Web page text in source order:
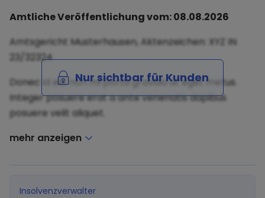
Amtliche Veröffentlichung vom: 08.08.2026
Amtsgericht Musterhausen, Aktenzeichen: XYZ IN
23/32324
Donec id elit non mi porta gravida at eget metus.
Integer posuere erat a ante venenatis dapibus
posuere velit aliquet.
Nur sichtbar für Kunden
mehr anzeigen
Insolvenzverwalter